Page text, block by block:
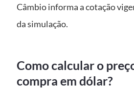
Câmbio informa a cotação
da simulação.
Como calcular o
compra em dólar?